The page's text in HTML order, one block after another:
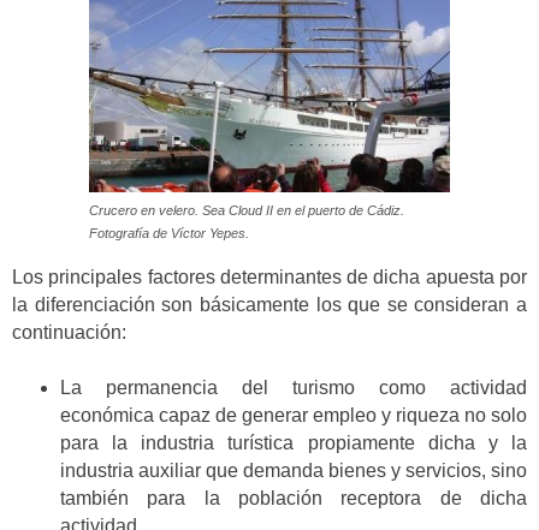
Crucero en velero. Sea Cloud II en el puerto de Cádiz.
Fotografía de Víctor Yepes.
Los principales factores determinantes de dicha apuesta por
la diferenciación son básicamente los que se consideran a
continuación:
La permanencia del turismo como actividad
económica capaz de generar empleo y riqueza no solo
para la industria turística propiamente dicha y la
industria auxiliar que demanda bienes y servicios, sino
también para la población receptora de dicha